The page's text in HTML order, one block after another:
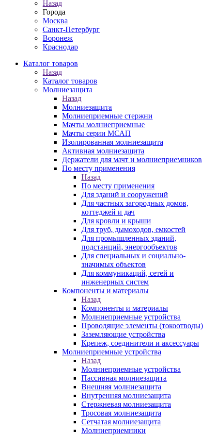
Назад
Города
Москва
Санкт-Петербург
Воронеж
Краснодар
Каталог товаров
Назад
Каталог товаров
Молниезащита
Назад
Молниезащита
Молниеприемные стержни
Мачты молниеприемные
Мачты серии МСАП
Изолированная молниезащита
Активная молниезащита
Держатели для мачт и молниеприемников
По месту применения
Назад
По месту применения
Для зданий и сооружений
Для частных загородных домов,
коттеджей и дач
Для кровли и крыши
Для труб, дымоходов, емкостей
Для промышленных зданий,
подстанций, энергообъектов
Для специальных и социально-
значимых объектов
Для коммуникаций, сетей и
инженерных систем
Компоненты и материалы
Назад
Компоненты и материалы
Молниеприемные устройства
Проводящие элементы (токоотводы)
Заземляющие устройства
Крепеж, соединители и аксессуары
Молниеприемные устройства
Назад
Молниеприемные устройства
Пассивная молниезащита
Внешняя молниезащита
Внутренняя молниезащита
Стержневая молниезащита
Тросовая молниезащита
Сетчатая молниезащита
Молниеприемники